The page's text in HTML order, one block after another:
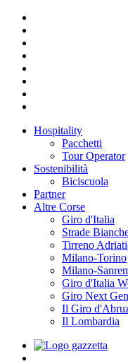
Hospitality
Pacchetti
Tour Operator
Sostenibilità
Biciscuola
Partner
Altre Corse
Giro d'Italia
Strade
Tirreno
Milano-Torino
Milano-
Giro d'Italia
Giro Next Gen
Il Giro
Il Lombardia